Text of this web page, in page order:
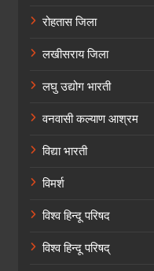
रोहतास जिला
लखीसराय जिला
लघु उद्योग भारती
वनवासी कल्याण आश्रम
विद्या भारती
विमर्श
विश्व हिन्दू परिषद
विश्व हिन्दू परिषद्